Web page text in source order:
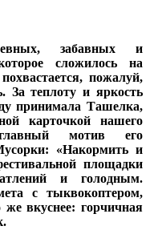
забавных и
сложилось на
пожалуй,
За теплоту и яркость
принимала Ташелка,
карточкой нашего
мотив его
«Накормить и
площадки
и голодным.
с тыквокоптером,
вкуснее: горчичная